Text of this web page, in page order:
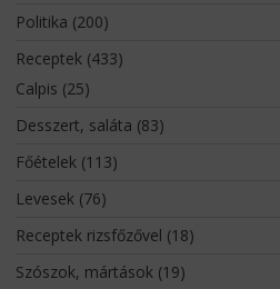
Politika (200)
Receptek(433)
Calpis (25)
Desszert, saláta (83)
Főételek(113)
Levesek(76)
Receptek rizsfőzővel (18)
Szószok, mártások(19)